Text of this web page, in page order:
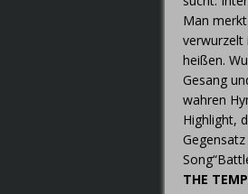
Man
verwurzelt
heißen.
Gesang
wahren
Highlight,
THE